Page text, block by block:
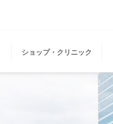
ショップ・クリニック